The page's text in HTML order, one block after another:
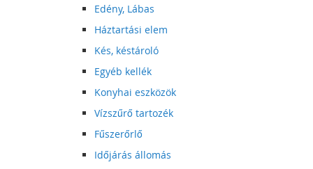
Edény, Lábas
Háztartási elem
Kés, késtároló
Egyéb kellék
Konyhai eszközök
Vízszűrő tartozék
Fűszerőrlő
Időjárás állomás